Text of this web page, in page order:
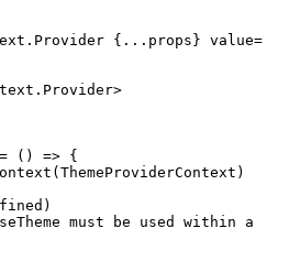
{ ... props } value=
>
= ( ) => {
( ThemeProviderContext )
)
must be used within a